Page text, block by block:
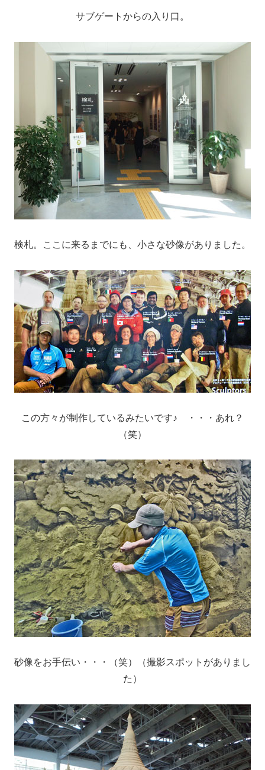
サブゲートからの入り口。
検札。ここに来るまでにも、小さな砂像がありました。
この方々が制作しているみたいです♪ ・・・あれ？
（笑）
砂像をお手伝い・・・（笑）（撮影スポットがありまし
た）